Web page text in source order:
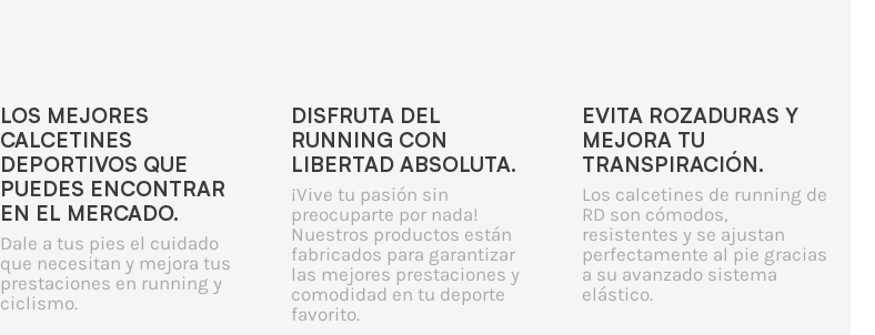
LOS MEJORES
CALCETINES
DEPORTIVOS QUE
PUEDES ENCONTRAR
EN EL MERCADO.
Dale a tus pies el cuidado
que necesitan y mejora tus
prestaciones en running y
ciclismo.
DISFRUTA DEL
RUNNING CON
LIBERTAD ABSOLUTA.
¡Vive tu pasión sin
preocuparte por nada!
Nuestros productos están
fabricados para garantizar
las mejores prestaciones y
comodidad en tu deporte
favorito.
EVITA ROZADURAS Y
MEJORA TU
TRANSPIRACIÓN.
Los calcetines de running de
RD son cómodos,
resistentes y se ajustan
perfectamente al pie gracias
a su avanzado sistema
elástico.